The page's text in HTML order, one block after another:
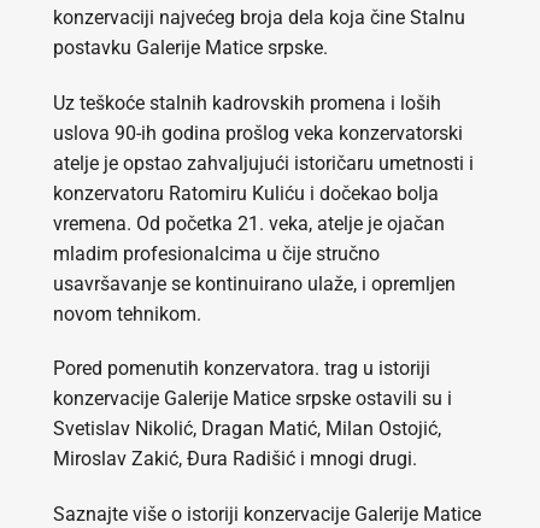
konzervaciji najvećeg broja dela koja čine Stalnu
postavku Galerije Matice srpske.
Uz teškoće stalnih kadrovskih promena i loših
uslova 90-ih godina prošlog veka konzervatorski
atelje je opstao zahvaljujući istoričaru umetnosti i
konzervatoru Ratomiru Kuliću i dočekao bolja
vremena. Od početka 21. veka, atelje je ojačan
mladim profesionalcima u čije stručno
usavršavanje se kontinuirano ulaže, i opremljen
novom tehnikom.
Pored pomenutih konzervatora. trag u istoriji
konzervacije Galerije Matice srpske ostavili su i
Svetislav Nikolić, Dragan Matić, Milan Ostojić,
Miroslav Zakić, Đura Radišić i mnogi drugi.
Saznajte više o istoriji konzervacije Galerije Matice